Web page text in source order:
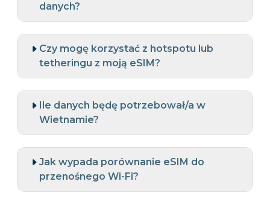
danych?
Czy mogę korzystać z hotspotu lub
tetheringu z moją eSIM?
Ile danych będę potrzebował/a w
Wietnamie?
Jak wypada porównanie eSIM do
przenośnego Wi-Fi?